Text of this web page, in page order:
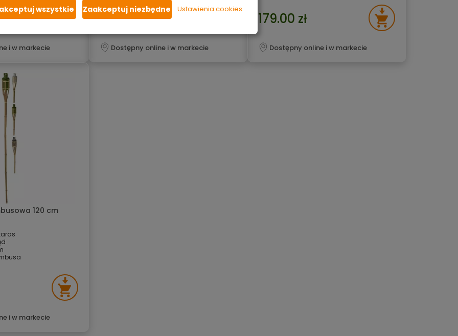
i w markecie
20.99 zł
Dostępny online i w markecie
179.00 zł
Dostępny online i w markecie
120 cm
i w markecie
wszystkie Zaakceptuj niezbędne Ustawienia cookies